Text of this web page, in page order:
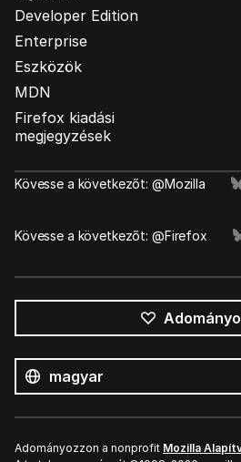
Developer Edition
Enterprise
Eszközök
MDN
Firefox kiadási
megjegyzések
Kövesse a következőt: @Mozilla
Kövesse a következőt: @Firefox
nyelv
Nyelv
Adományozzon a nonprofit Mozilla